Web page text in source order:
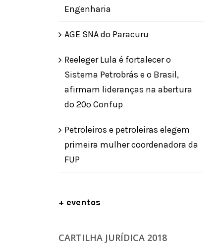
Engenharia
AGE SNA do Paracuru
Reeleger Lula é fortalecer o
Sistema Petrobrás e o Brasil,
afirmam lideranças na abertura
do 20º Confup
Petroleiros e petroleiras elegem
primeira mulher coordenadora da
FUP
+ eventos
CARTILHA JURÍDICA 2018